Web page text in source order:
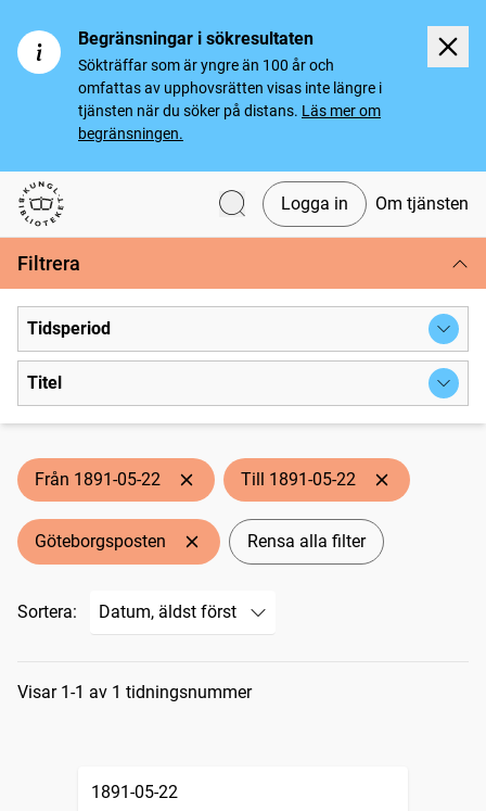
Begränsningar i sökresultaten
Sökträffar som är yngre än 100 år och
omfattas av upphovsrätten visas inte längre i
tjänsten när du söker på distans. Läs mer om
begränsningen.
Svenska tidningar
Logga in Om tjänsten
Filtrera
Tidsperiod
Titel
Från 1891-05-22 Till 1891-05-22
Göteborgsposten Rensa alla filter
Sortera:
Sökresultat
Visar 1-1 av 1 tidningsnummer
1891-05-22